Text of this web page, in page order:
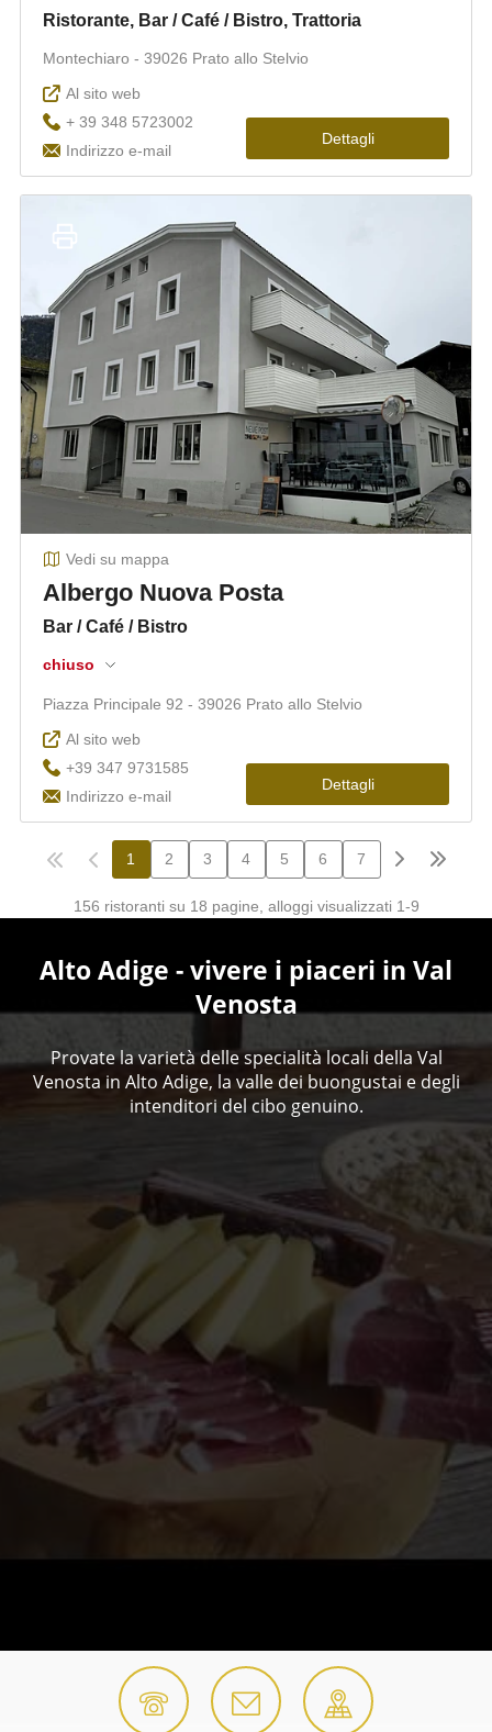
Alto Adige - vivere i piaceri in Val
Venosta
Provate la varietà delle specialità locali della Val
Venosta in Alto Adige, la valle dei buongustai e degli
intenditori del cibo genuino.